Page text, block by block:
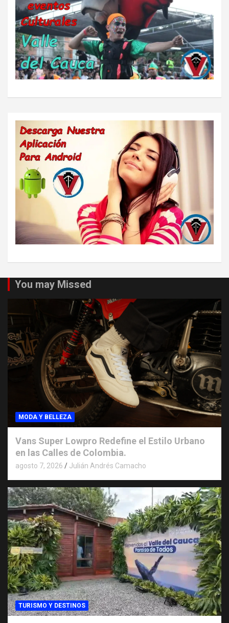
You may Missed
MODA Y BELLEZA
Vans Super Lowpro Redefine el Estilo Urbano
en las Calles de Colombia.
agosto 7, 2026 Julián Andrés Camacho
TURISMO Y DESTINOS